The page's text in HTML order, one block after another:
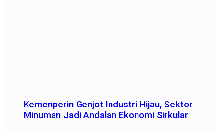
Kemenperin Genjot Industri Hijau, Sektor
Minuman Jadi Andalan Ekonomi Sirkular